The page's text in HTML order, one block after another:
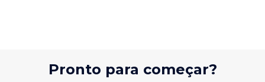
Pronto para começar?